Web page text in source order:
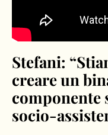
Stefani:
creare un
componente
socio-